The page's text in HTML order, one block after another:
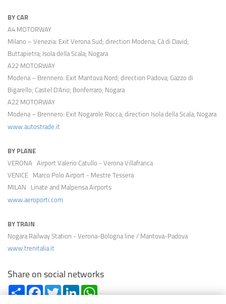
BY CAR
A4 MOTORWAY
Milano – Venezia: Exit Verona Sud; direction Modena; Cà di David;
Buttapietra; Isola della Scala; Nogara
A22 MOTORWAY
Modena – Brennero: Exit Mantova Nord; direction Padova; Gazzo di
Bigarello; Castel D'Ario; Bonferraro; Nogara
A22 MOTORWAY
Modena – Brennero: Exit Nogarole Rocca; direction Isola della Scala; Nogara
www.autostrade.it
BY PLANE
VERONA Airport Valerio Catullo - Verona Villafranca
VENICE Marco Polo Airport - Mestre Tessera
MILAN Linate and Malpensa Airports
www.aeroporti.com
BY TRAIN
Nogara Railway Station - Verona-Bologna line / Mantova-Padova
www.trenitalia.it
Share on social networks
Share FacebookTwitterLinkedIn